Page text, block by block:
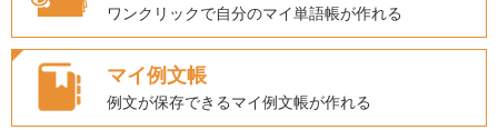
ワンクリックで自分のマイ単語帳が作れる
マイ例文帳
例文が保存できるマイ例文帳が作れる